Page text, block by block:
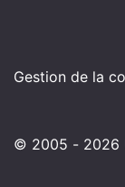
Gestion de la
© 2005 - 2026